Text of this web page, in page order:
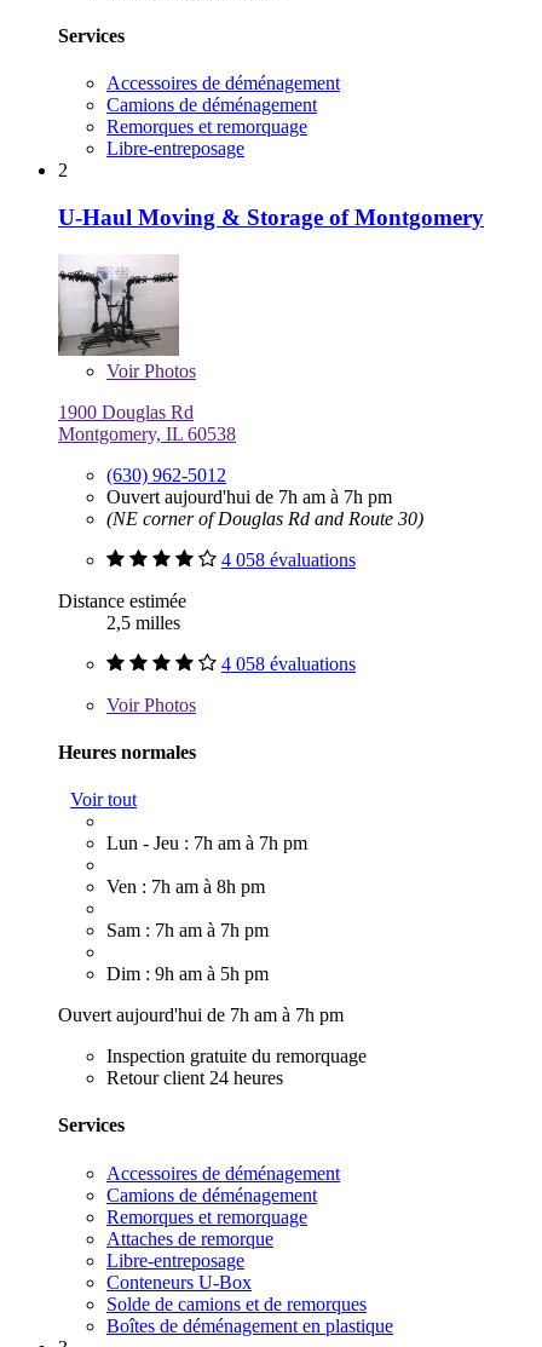
Services
Accessoires de déménagement
Camions de déménagement
Remorques et remorquage
Libre-entreposage
2
U-Haul Moving & Storage of Montgomery
VoirPhotos
1900 Douglas Rd
Montgomery, IL 60538
(630) 962-5012
Ouvert aujourd'hui de 7h am à 7h pm
(NE corner of Douglas Rd and Route 30)
4 058 évaluations
Distance estimée
2,5 milles
4 058 évaluations
VoirPhotos
Heures normales
Voir tout
Lun - Jeu : 7h am à 7h pm
Ven : 7h am à 8h pm
Sam : 7h am à 7h pm
Dim : 9h am à 5h pm
Ouvert aujourd'hui de 7h am à 7h pm
Inspection gratuite du remorquage
Retour client 24 heures
Services
Accessoires de déménagement
Camions de déménagement
Remorques et remorquage
Attaches de remorque
Libre-entreposage
Conteneurs U-Box
Solde de camions et de remorques
Boîtes de déménagement en plastique